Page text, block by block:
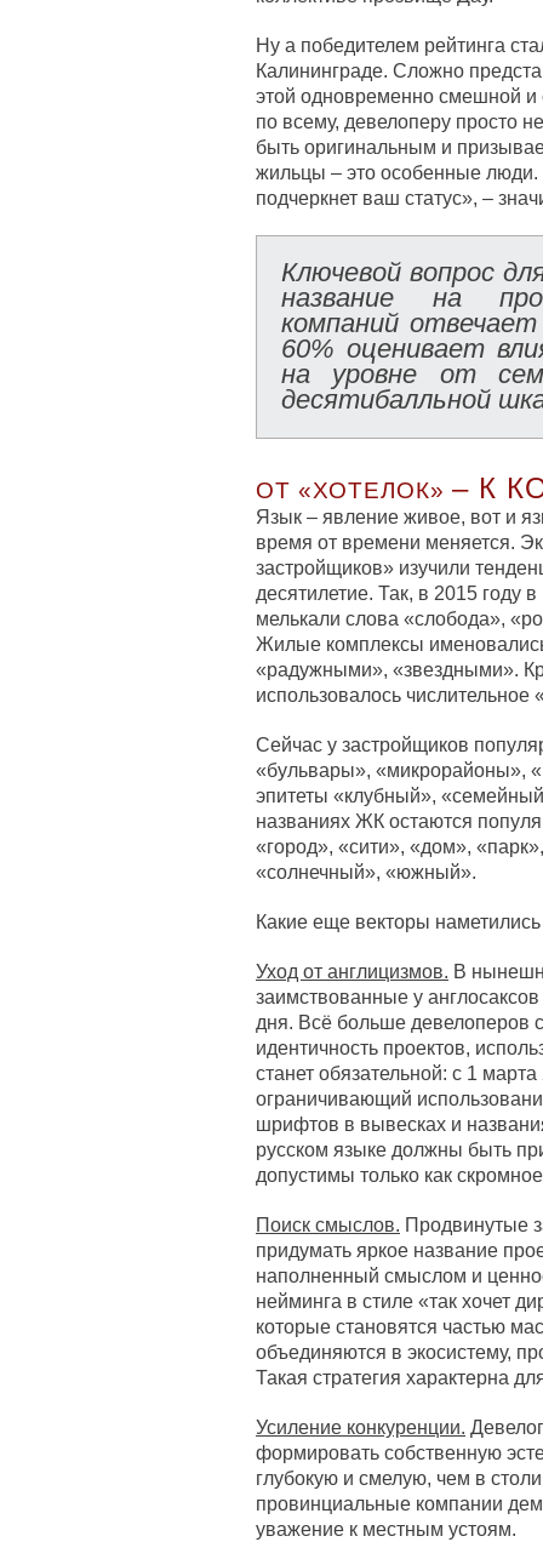
Ну а победителем рейтинга
Калининграде. Сложно
этой одновременно смешной и
по всему, девелоперу просто
быть оригинальным и
жильцы – это особенные люди.
подчеркнет ваш статус», –
Ключевой вопрос
название на
компаний отвечает
60% оценивает
на уровне от
десятибалльной
ОТ «ХОТЕЛОК» – К
Язык – явление живое, вот и
время от времени меняется.
застройщиков» изучили
десятилетие. Так, в 2015 году
мелькали слова «слобода»,
Жилые комплексы
«радужными», «звездными».
использовалось числительное
Сейчас у застройщиков
«бульвары», «микрорайоны»,
эпитеты «клубный»,
названиях ЖК остаются
«город», «сити», «дом»,
«солнечный», «южный».
Какие еще векторы
Уход от англицизмов. В
заимствованные у
дня. Всё больше девелоперов
идентичность проектов,
станет обязательной: с 1
ограничивающий
шрифтов в вывесках и
русском языке должны быть
допустимы только как
Поиск смыслов. Продвинутые
придумать яркое название
наполненный смыслом и
нейминга в стиле «так хочет
которые становятся частью
объединяются в экосистему,
Такая стратегия характерна
Усиление конкуренции.
формировать собственную
глубокую и смелую, чем в
провинциальные компании
уважение к местным устоям.